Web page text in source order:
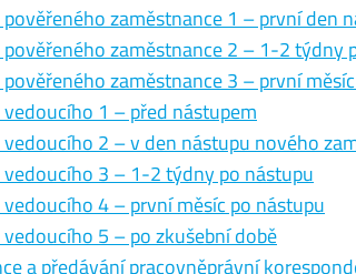
zaměstnance 1 – první den
pověřeného zaměstnance 2 – 1-2 týdny
zaměstnance 3 – první
1 – před nástupem
vedoucího 2 – v den nástupu nového
vedoucího 3 – 1-2 týdny po nástupu
4 – první měsíc po nástupu
5 – po zkušební době
a předávání pracovněprávní